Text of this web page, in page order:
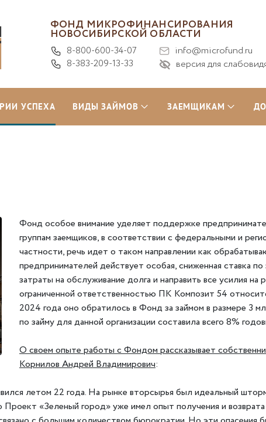
ФОНД МИКРОФИНАНСИРОВАНИЯ
НОВОСИБИРСКОЙ ОБЛАСТИ
8-800-600-34-07
8-383-209-13-33
info@microfund.ru
версия для
УСПЕХА ВИДЫ ЗАЙМОВ ЗАЕМЩИКАМ
Фонд особое внимание уделяет поддержке
группам заемщиков, в соответствии с федеральными и
частности, речь идет о таком направлении как
предпринимателей действует особая, сниженная ставка
затраты на обслуживание долга и направить все усилия
ограниченной ответственностью ПК Композит 54
2024 года оно обратилось в Фонд за займом в размере 3
по займу для данной организации составила всего 8%
О своем опыте работы с Фондом рассказывает
Корнилов Андрей Владимирович:
летом 22 года. На рынке вторсырья был идеальный
«Зеленый город» уже имел опыт получения и